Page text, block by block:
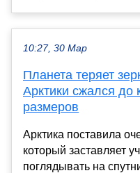
10:27, 30 Мар
Планета теряет
Арктики сжался до
размеров
Арктика поставила
который заставляет
поглядывать на